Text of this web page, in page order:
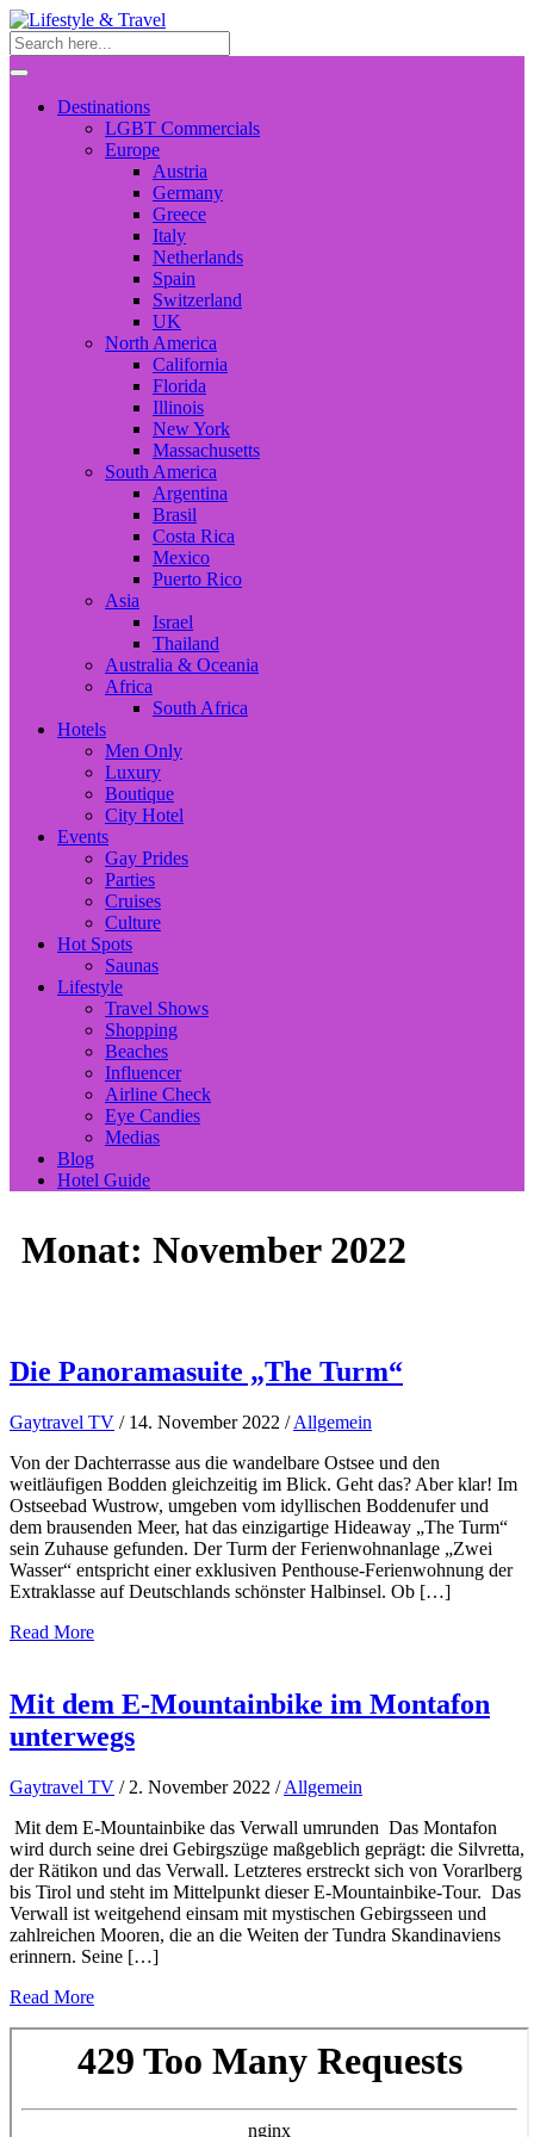
Destinations
LGBT Commercials
Europe
Austria
Germany
Greece
Italy
Netherlands
Spain
Switzerland
UK
North America
California
Florida
Illinois
New York
Massachusetts
South America
Argentina
Brasil
Costa Rica
Mexico
Puerto Rico
Asia
Israel
Thailand
Australia & Oceania
Africa
South Africa
Hotels
Men Only
Luxury
Boutique
City Hotel
Events
Gay Prides
Parties
Cruises
Culture
Hot Spots
Saunas
Lifestyle
Travel Shows
Shopping
Beaches
Influencer
Airline Check
Eye Candies
Medias
Blog
Hotel Guide
Monat: November 2022
Die Panoramasuite „The Turm“
Gaytravel TV / 14. November 2022 / Allgemein
Von der Dachterrasse aus die wandelbare Ostsee und den
weitläufigen Bodden gleichzeitig im Blick. Geht das? Aber klar! Im
Ostseebad Wustrow, umgeben vom idyllischen Boddenufer und
dem brausenden Meer, hat das einzigartige Hideaway „The Turm“
sein Zuhause gefunden. Der Turm der Ferienwohnanlage „Zwei
Wasser“ entspricht einer exklusiven Penthouse-Ferienwohnung der
Extraklasse auf Deutschlands schönster Halbinsel. Ob […]
Read More
Mit dem E-Mountainbike im Montafon
unterwegs
Gaytravel TV / 2. November 2022 / Allgemein
Mit dem E-Mountainbike das Verwall umrunden Das Montafon
wird durch seine drei Gebirgszüge maßgeblich geprägt: die Silvretta,
der Rätikon und das Verwall. Letzteres erstreckt sich von Vorarlberg
bis Tirol und steht im Mittelpunkt dieser E-Mountainbike-Tour. Das
Verwall ist weitgehend einsam mit mystischen Gebirgsseen und
zahlreichen Mooren, die an die Weiten der Tundra Skandinaviens
erinnern. Seine […]
Read More